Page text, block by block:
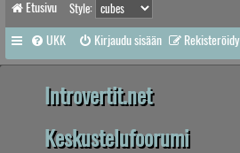
Etusivu Style:
UKK Kirjaudu sisään Rekisteröidy
Introvertit.net
Keskustelufoorumi